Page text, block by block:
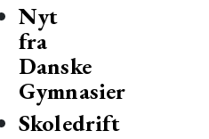
Nyt
fra
Danske
Gymnasier
Skoledrift